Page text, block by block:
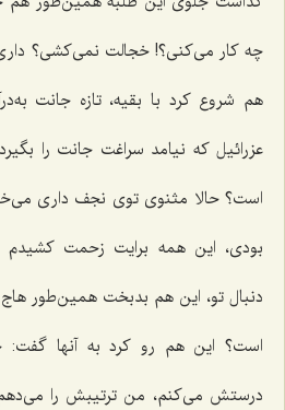
چه كار می‌كنی؟! خجالت نمی‌كشی؟
هم شروع كرد با بقیه، تازه جانت
عزرائیل كه نیامد سراغت جانت را
است؟ حالا مثنوی توی نجف داری
بودی، این همه برایت زحمت كشیدم
دنبال تو، این هم بدبخت همین‌طور
است؟ این هم رو كرد به آنها گفت:
درستش می‌كنم، من ترتیبش را